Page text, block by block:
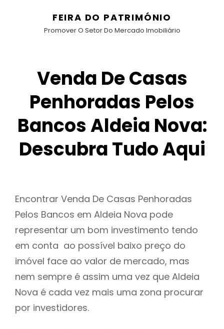
FEIRA DO PATRIMÓNIO
Promover O Setor Do Mercado Imobiliário
Venda De Casas
Penhoradas Pelos
Bancos Aldeia Nova:
Descubra Tudo Aqui
Encontrar Venda De Casas Penhoradas
Pelos Bancos em Aldeia Nova pode
representar um bom investimento tendo
em conta ao possível baixo preço do
imóvel face ao valor de mercado, mas
nem sempre é assim uma vez que Aldeia
Nova é cada vez mais uma zona procurar
por investidores.